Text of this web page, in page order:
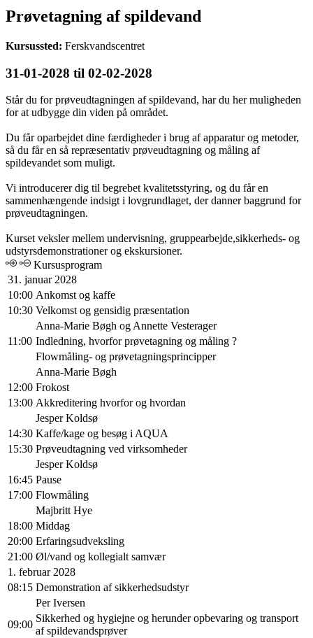
Prøvetagning af spildevand
Kursussted: Ferskvandscentret
31-01-2028 til 02-02-2028
Står du for prøveudtagningen af spildevand, har du her muligheden
for at udbygge din viden på området.
Du får oparbejdet dine færdigheder i brug af apparatur og metoder,
så du får en så repræsentativ prøveudtagning og måling af
spildevandet som muligt.
Vi introducerer dig til begrebet kvalitetsstyring, og du får en
sammenhængende indsigt i lovgrundlaget, der danner baggrund for
prøveudtagningen.
Kurset veksler mellem undervisning, gruppearbejde,sikkerheds- og
udstyrsdemonstrationer og ekskursioner.
Kursusprogram
31. januar 2028
10:00 Ankomst og kaffe
10:30 Velkomst og gensidig præsentation
Anna-Marie Bøgh og Annette Vesterager
11:00 Indledning, hvorfor prøvetagning og måling ?
Flowmåling- og prøvetagningsprincipper
Anna-Marie Bøgh
12:00 Frokost
13:00 Akkreditering hvorfor og hvordan
Jesper Koldsø
14:30 Kaffe/kage og besøg i AQUA
15:30 Prøveudtagning ved virksomheder
Jesper Koldsø
16:45 Pause
17:00 Flowmåling
Majbritt Hye
18:00 Middag
20:00 Erfaringsudveksling
21:00 Øl/vand og kollegialt samvær
1. februar 2028
08:15 Demonstration af sikkerhedsudstyr
Per Iversen
09:00
Sikkerhed og hygiejne og herunder opbevaring og transport
af spildevandsprøver